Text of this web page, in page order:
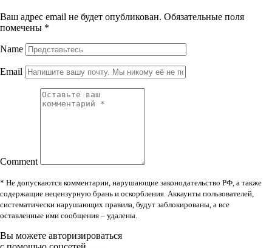
Ваш адрес email не будет опубликован. Обязательные поля
помечены *
Name
Email
Comment
* Не допускаются комментарии, нарушающие законодательство РФ, а также
содержащие нецензурную брань и оскорбления. Аккаунты пользователей,
систематически нарушающих правила, будут заблокированы, а все
оставленные ими сообщения – удалены.
Вы можете авторизироваться